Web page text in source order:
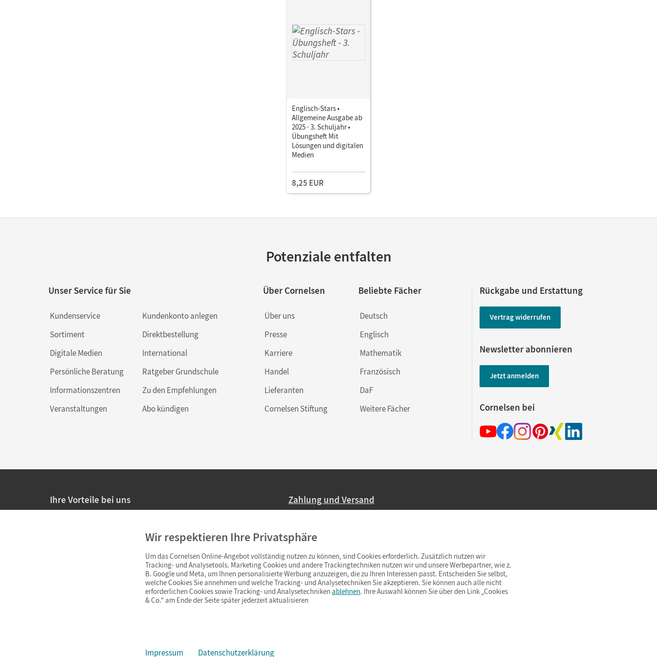
Englisch-Stars •
Allgemeine Ausgabe ab
2025 · 3. Schuljahr •
Übungsheft Mit
Lösungen und digitalen
Medien
8,25 EUR
Potenziale entfalten
Unser Service für Sie
Kundenservice
Sortiment
Digitale Medien
Persönliche Beratung
Informationszentren
Veranstaltungen
Kundenkonto anlegen
Direktbestellung
International
Ratgeber Grundschule
Zu den Empfehlungen
Abo kündigen
Über Cornelsen
Über uns
Presse
Karriere
Handel
Lieferanten
Cornelsen Stiftung
Beliebte Fächer
Deutsch
Englisch
Mathematik
Französisch
DaF
Weitere Fächer
Rückgabe und Erstattung
Vertrag widerrufen
Newsletter abonnieren
Jetzt anmelden
Cornelsen bei
Ihre Vorteile bei uns
Persönliche Angebote für Lehrkräfte
Sicheres Einkaufen mit SSL-Verschlüsselung
Widerrufsfristvon 4 Wochen
Schnelle und einfache Retourenabwicklung
Zahlung und Versand
Ab 59,– EUR Bestellwert liefern wir versandkostenfrei innerhalb Deutschlands
(Lieferung in 3–6 Tagen).
Barrierefreiheit Cookies & Co.
Wir respektieren Ihre Privatsphäre
Um das Cornelsen Online-Angebot vollständig nutzen zu können, sind Cookies erforderlich. Zusätzlich nutzen wir
Tracking- und Analysetools. Marketing Cookies und andere Trackingtechniken nutzen wir und unsere Werbepartner, wie z.
B. Google und Meta, um Ihnen personalisierte Werbung anzuzeigen, die zu Ihren Interessen passt. Entscheiden Sie selbst,
welche Cookies Sie annehmen und welche Tracking- und Analysetechniken Sie akzeptieren. Sie können auch alle nicht
erforderlichen Cookies sowie Tracking- und Analysetechniken ablehnen. Ihre Auswahl können Sie über den Link „Cookies
& Co.“ am Ende der Seite später jederzeit aktualisieren
Impressum Datenschutzerklärung